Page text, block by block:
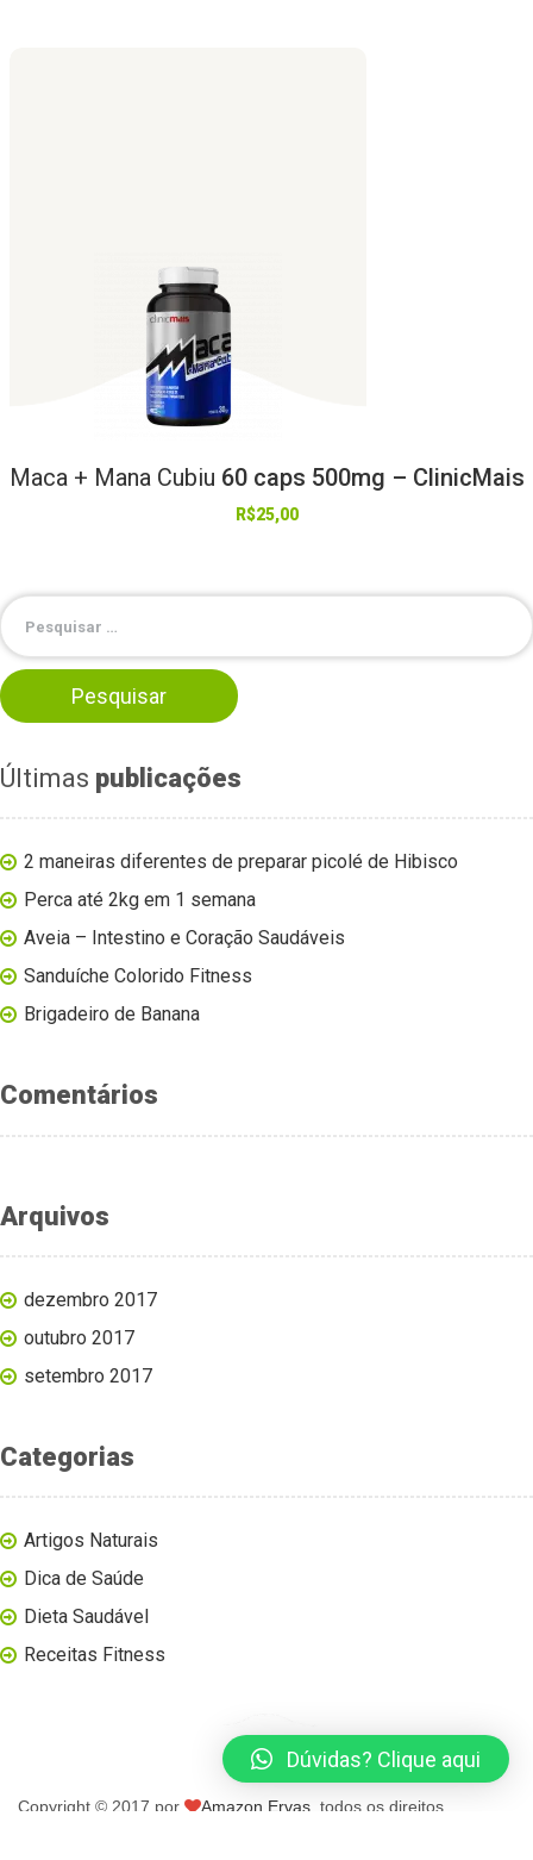
Maca + Mana Cubiu 60 caps 500mg – ClinicMais
R$25,00
Últimas publicações
2 maneiras diferentes de preparar picolé de Hibisco
Perca até 2kg em 1 semana
Aveia – Intestino e Coração Saudáveis
Sanduíche Colorido Fitness
Brigadeiro de Banana
Comentários
Arquivos
dezembro 2017
outubro 2017
setembro 2017
Categorias
Artigos Naturais
Dica de Saúde
Dieta Saudável
Receitas Fitness
Copyright © 2017 por Amazon Ervas , todos os direitos
Dúvidas? Clique aqui